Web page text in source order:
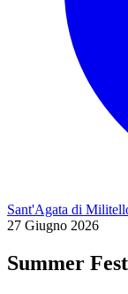
Sant'Agata di
27 Giugno 2026
Summer